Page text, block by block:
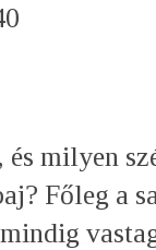
és milyen
Főleg a